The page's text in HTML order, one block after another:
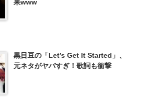
果www
黒目豆の「Let’s Get It Started」、
元ネタがヤバすぎ！歌詞も衝撃